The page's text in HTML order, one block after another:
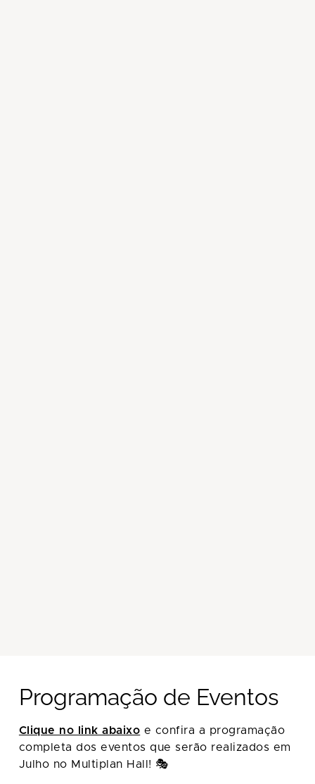
Programação de Eventos
Clique no link abaixo e confira a programação
completa dos eventos que serão realizados em
Julho no Multiplan Hall! 🎭